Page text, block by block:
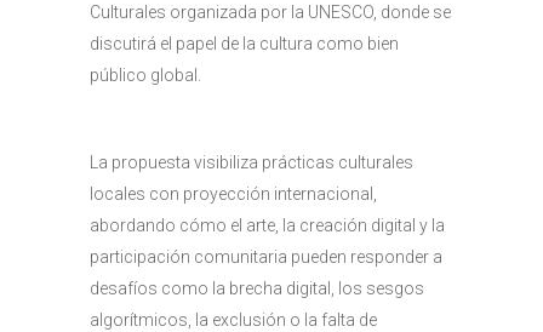
Culturales organizada por la UNESCO, donde se
discutirá el papel de la cultura como bien
público global.
La propuesta visibiliza prácticas culturales
locales con proyección internacional,
abordando cómo el arte, la creación digital y la
participación comunitaria pueden responder a
desafíos como la brecha digital, los sesgos
algorítmicos, la exclusión o la falta de